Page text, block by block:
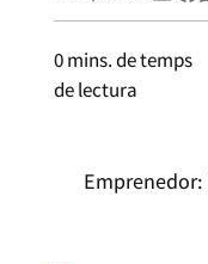
0mins. de temps
de lectura
Emprenedor: